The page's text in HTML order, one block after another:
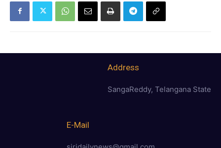
Address
SangaReddy, Telangana State
E-Mail